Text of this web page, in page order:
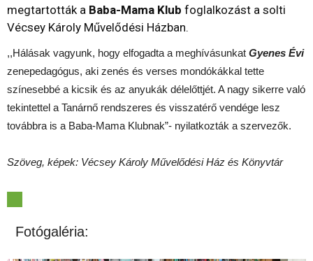
megtartották a Baba-Mama Klub foglalkozást a solti
Vécsey Károly Művelődési Házban.
,,Hálásak vagyunk, hogy elfogadta a meghívásunkat Gyenes Évi
zenepedagógus, aki zenés és verses mondókákkal tette
színesebbé a kicsik és az anyukák délelőttjét. A nagy sikerre való
tekintettel a Tanárnő rendszeres és visszatérő vendége lesz
továbbra is a Baba-Mama Klubnak”- nyilatkozták a szervezők.
Szöveg, képek: Vécsey Károly Művelődési Ház és Könyvtár
Fotógaléria: